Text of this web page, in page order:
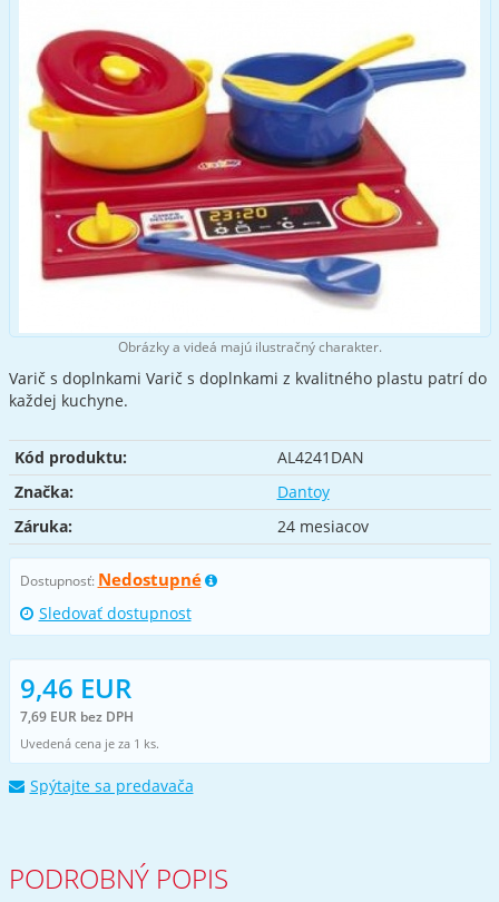
Obrázky a videá majú ilustračný charakter.
Varič s doplnkami Varič s doplnkami z kvalitného plastu patrí do
každej kuchyne.
Kód produktu:
AL4241DAN
Značka:
Dantoy
Záruka:
24 mesiacov
Dostupnosť: Nedostupné
Sledovať dostupnost
9,46 EUR
7,69 EUR bez DPH
Uvedená cena je za 1 ks.
Spýtajte sa predavača
PODROBNÝ POPIS